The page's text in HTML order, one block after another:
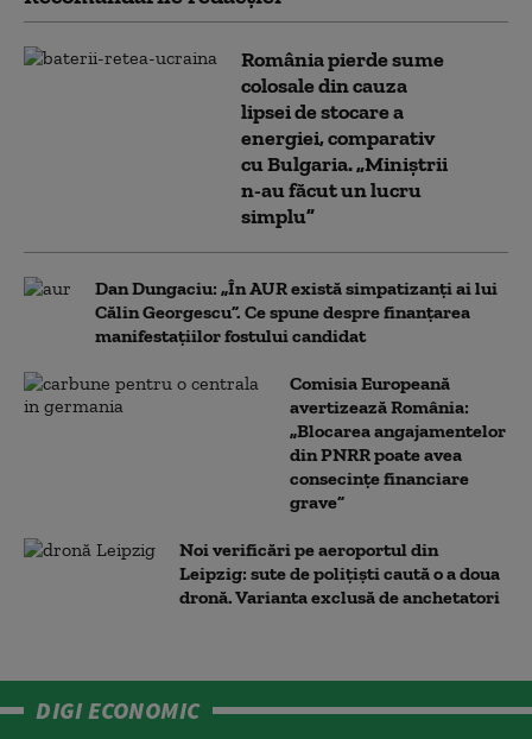
România pierde sume
colosale din cauza
lipsei de stocare a
energiei, comparativ
cu Bulgaria. „Miniștrii
n-au făcut un lucru
simplu”
Dan Dungaciu: „În AUR există simpatizanți ai lui
Călin Georgescu”. Ce spune despre finanțarea
manifestațiilor fostului candidat
Comisia Europeană
avertizează România:
„Blocarea angajamentelor
din PNRR poate avea
consecințe financiare
grave”
Noi verificări pe aeroportul din
Leipzig: sute de polițiști caută o a doua
dronă. Varianta exclusă de anchetatori
DIGI ECONOMIC